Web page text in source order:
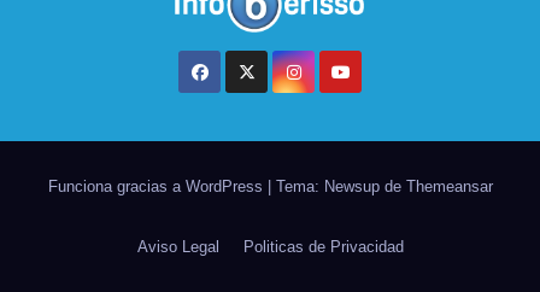
Funciona gracias a WordPress Tema: Newsup de Themeansar
Aviso Legal Politicas de Privacidad